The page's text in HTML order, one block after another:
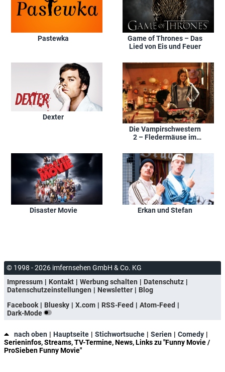
Pastewka
Game of Thrones – Das
Lied von Eis und Feuer
Dexter
Die Vampirschwestern
2 – Fledermäuse im
Disaster Movie Erkan und Stefan
© 1998 - 2026 imfernsehen GmbH & Co. KG
Impressum
Kontakt Werbung schalten
Datenschutz
Datenschutzeinstellungen
Newsletter
Blog
Facebook
Bluesky X.com RSS-Feed
Atom-Feed
Dark-Mode
nach oben Hauptseite Stichwortsuche Serien
Comedy
Serieninfos, Streams, TV-Termine, News, Links zu "Funny Movie /
ProSieben Funny Movie"